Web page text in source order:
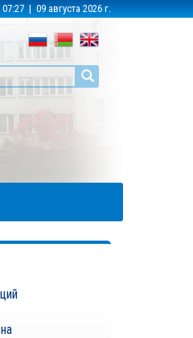
07:27 | 09 августа 2026 г.